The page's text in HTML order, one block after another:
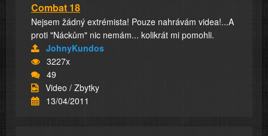
Combat 18
Nejsem žádný extrémista! Pouze nahrávám videa!...A
proti "Náckům" nic nemám... kolikrát mi pomohli.
JohnyKundos
3227x
49
Video / Zbytky
13/04/2011